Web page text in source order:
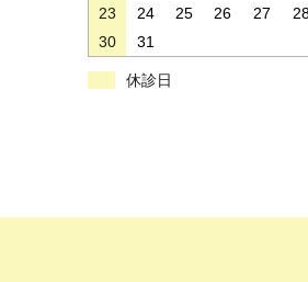
23
24 25 26 27
30
31
休診日